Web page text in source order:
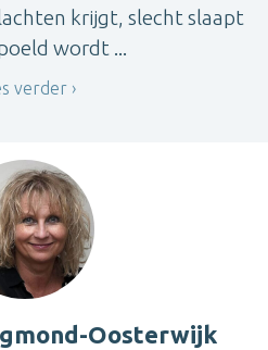
krijgt, slecht slaapt
wordt ...
verder
Oosterwijk